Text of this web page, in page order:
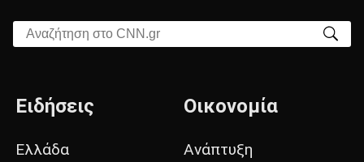
Αναζήτηση στο CNN.gr
Ειδήσεις
Ελλάδα
Οικονομία
Ανάπτυξη